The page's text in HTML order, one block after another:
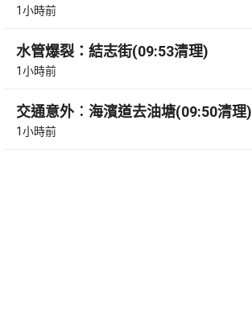
1小時前
水管爆裂：結志街(09:53清理)
1小時前
交通意外︰海濱道去油塘(09:50清理)
1小時前